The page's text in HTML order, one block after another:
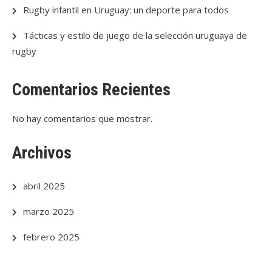
Rugby infantil en Uruguay: un deporte para todos
Tácticas y estilo de juego de la selección uruguaya de
rugby
Comentarios Recientes
No hay comentarios que mostrar.
Archivos
abril 2025
marzo 2025
febrero 2025